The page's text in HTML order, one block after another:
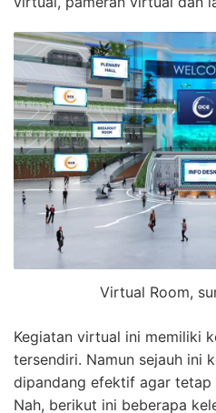
Virtual Room,
Kegiatan virtual ini memiliki
tersendiri. Namun sejauh ini
dipandang efektif agar tetap
Nah, berikut ini beberapa